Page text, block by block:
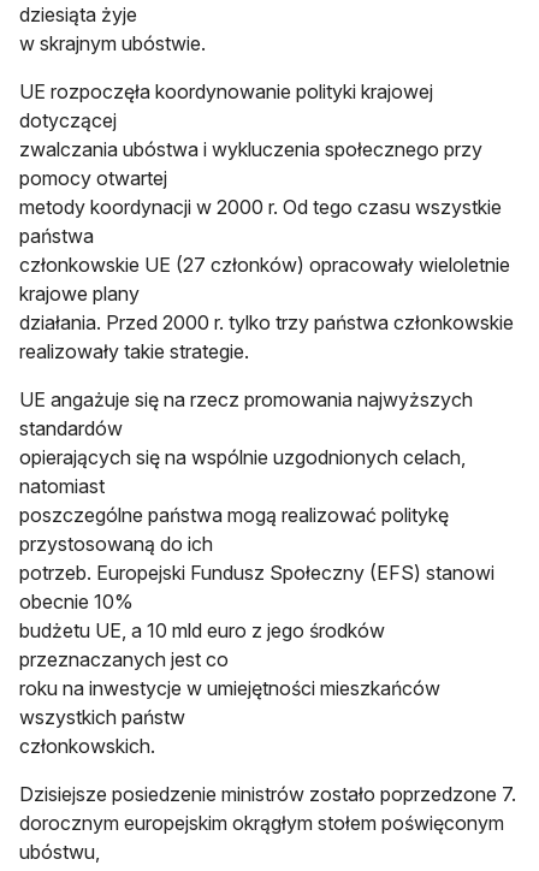
dziesiąta żyje
w skrajnym ubóstwie.
UE rozpoczęła koordynowanie polityki krajowej
dotyczącej
zwalczania ubóstwa i wykluczenia społecznego przy
pomocy otwartej
metody koordynacji w 2000 r. Od tego czasu wszystkie
państwa
członkowskie UE (27 członków) opracowały wieloletnie
krajowe plany
działania. Przed 2000 r. tylko trzy państwa członkowskie
realizowały takie strategie.
UE angażuje się na rzecz promowania najwyższych
standardów
opierających się na wspólnie uzgodnionych celach,
natomiast
poszczególne państwa mogą realizować politykę
przystosowaną do ich
potrzeb. Europejski Fundusz Społeczny (EFS) stanowi
obecnie 10%
budżetu UE, a 10 mld euro z jego środków
przeznaczanych jest co
roku na inwestycje w umiejętności mieszkańców
wszystkich państw
członkowskich.
Dzisiejsze posiedzenie ministrów zostało poprzedzone 7.
dorocznym europejskim okrągłym stołem poświęconym
ubóstwu,